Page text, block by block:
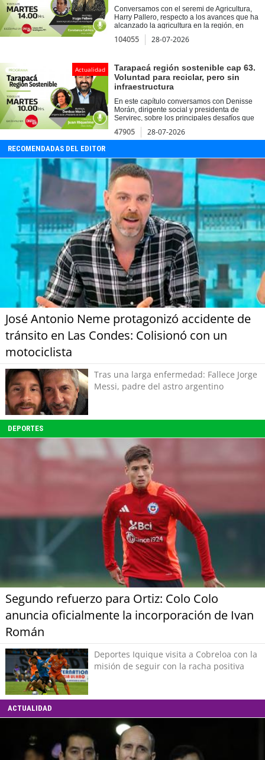
Conversamos con el seremi de Agricultura,
Harry Pallero, respecto a los avances que ha
alcanzado la agricultura en la región, en
medio del desierto más árido del mundo.
Instancia, donde abordamos ejemplos
Voces Sostenibles. Nos acompañó Rosa
Catalán, quien dio a conocer su
emprendimiento relacionado con el reciclaje y
las asesorías que realiza en materia de
innovación.
104055 28-07-2026
Actualidad
Tarapacá región sostenible cap 63.
Voluntad para reciclar, pero sin
infraestructura
En este capítulo conversamos con Denisse
Morán, dirigente social y presidenta de
Servirec, sobre los principales desafíos que
enfrenta Tarapacá para avanzar en materia de
reciclaje, las brechas de infraestructura
creciente interés ciudadano por reciclar.
Además, conocimos la iniciativa
Atomecológico, que impulsa soluciones
innovadoras para promover una cultura más
sostenible y avanzar hacia una verdadera
economía circular en la región.
47905 28-07-2026
RECOMENDADAS DEL EDITOR
José Antonio Neme protagonizó accidente de
tránsito en Las Condes: Colisionó con un
motociclista
Tras una larga enfermedad: Fallece Jorge
Messi, padre del astro argentino
DEPORTES
Segundo refuerzo para Ortiz: Colo Colo
anuncia oficialmente la incorporación de Ivan
Román
Deportes Iquique visita a Cobreloa con la
misión de seguir con la racha positiva
ACTUALIDAD